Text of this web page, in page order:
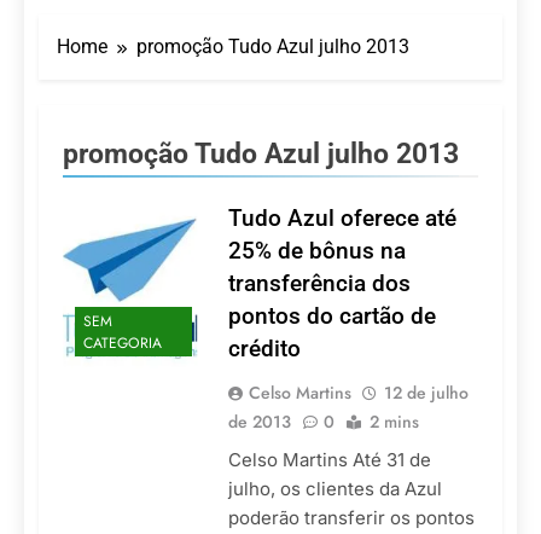
nos aeroportos da
7 De Agosto De 2026
de lazer e corporativo
7 De Agosto De 2026
Executivo com carreira
Balanger assume
comando do Wyndham
São Paulo Ibirapuera
5 De Agosto De 2026
LATAM anuncia 42
de operação do
Embraer 195-E2
5 De Agosto De 2026
Azul retoma voos
diretos entre Porto
em dezembro
Home promoção Tudo Azul julho 2013
promoção Tudo Azul julho 2013
SEM
CATEGORIA
Tudo Azul oferece até
25% de bônus na
transferência dos
pontos do cartão de
crédito
Celso Martins
12 de julho
de 2013
0 2 mins
Celso Martins Até 31 de
julho, os clientes da Azul
poderão transferir os pontos